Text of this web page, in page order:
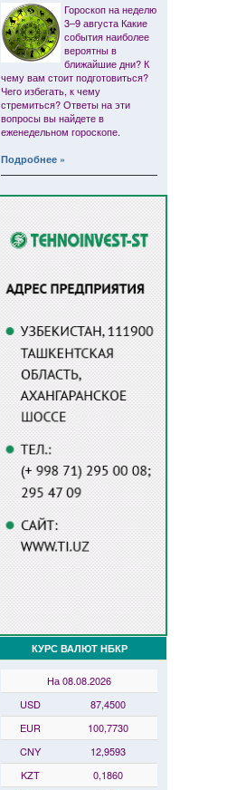
Гороскоп на неделю
3–9 августа Какие
события наиболее
вероятны в
ближайшие дни? К
чему вам стоит подготовиться?
Чего избегать, к чему
стремиться? Ответы на эти
вопросы вы найдете в
еженедельном гороскопе.
Подробнее »
КУРС ВАЛЮТ НБКР
На 08.08.2026
USD
87,4500
EUR
100,7730
CNY
12,9593
KZT
0,1860